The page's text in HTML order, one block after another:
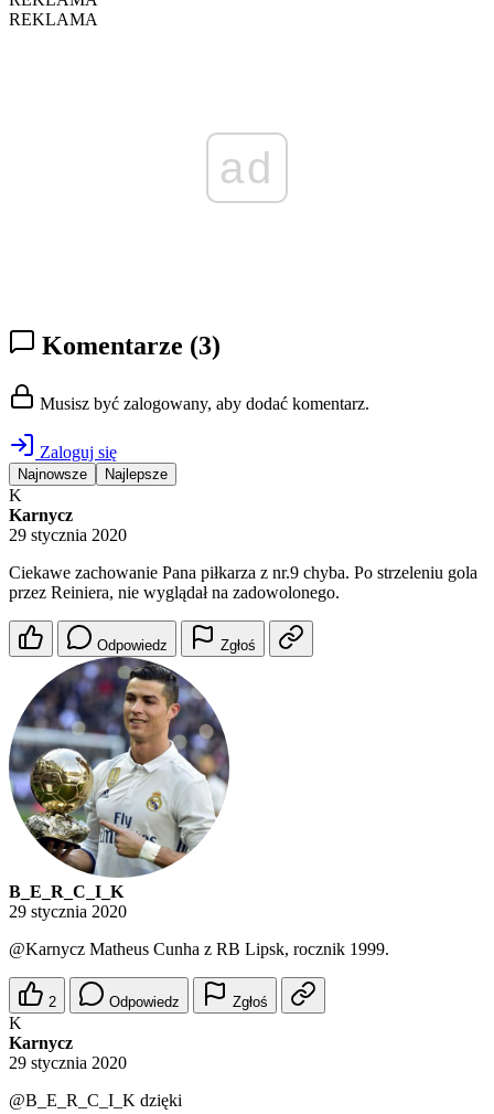
REKLAMA
ad
Komentarze (3)
Musisz być zalogowany, aby dodać komentarz.
Zaloguj się
Najnowsze Najlepsze
K
Karnycz
29 stycznia 2020
Ciekawe zachowanie Pana piłkarza z nr.9 chyba. Po strzeleniu gola
przez Reiniera, nie wyglądał na zadowolonego.
Odpowiedz Zgłoś
B_E_R_C_I_K
29 stycznia 2020
@Karnycz Matheus Cunha z RB Lipsk, rocznik 1999.
2 Odpowiedz Zgłoś
K
Karnycz
29 stycznia 2020
@B_E_R_C_I_K dzięki